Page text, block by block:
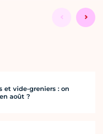
et vide-greniers : on
août ?